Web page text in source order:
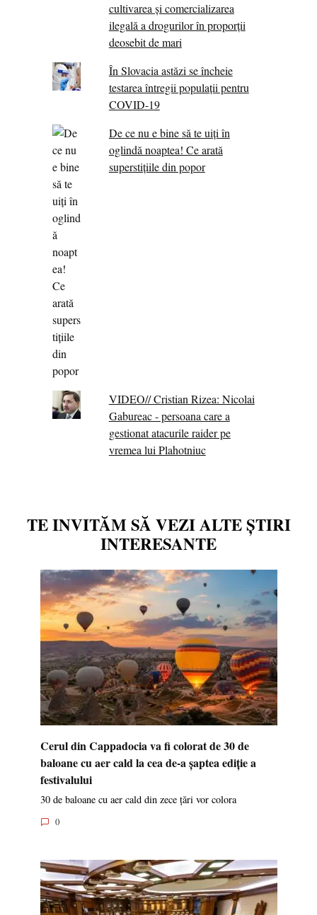
cultivarea și comercializarea
ilegală a drogurilor în proporții
deosebit de mari
În Slovacia astăzi se încheie
testarea întregii populații pentru
COVID-19
De ce nu e bine să te uiți în
oglindă noaptea! Ce arată
superstițiile din popor
VIDEO// Cristian Rizea: Nicolai
Gabureac - persoana care a
gestionat atacurile raider pe
vremea lui Plahotniuc
TE INVITĂM SĂ VEZI ALTE ȘTIRI
INTERESANTE
Cerul din Cappadocia va fi colorat de 30 de
baloane cu aer cald la cea de-a șaptea ediție a
festivalului
30 de baloane cu aer cald din zece țări vor colora
0